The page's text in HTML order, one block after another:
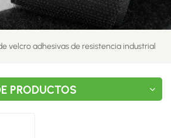
velcro adhesivas de resistencia industrial
PRODUCTOS